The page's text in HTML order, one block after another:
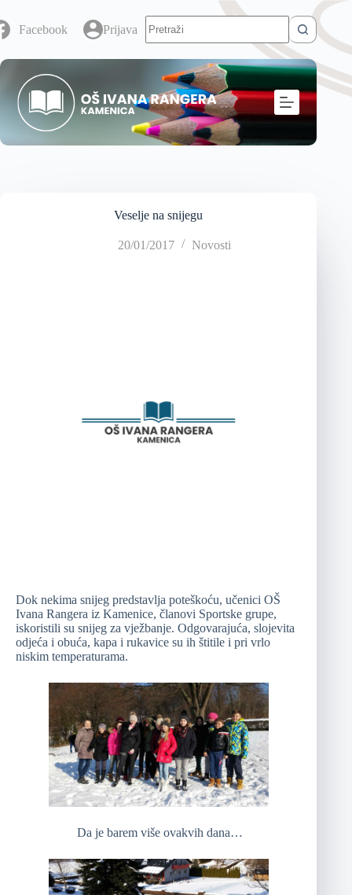
Facebook Prijava
Veselje na snijegu
20/01/2017 Novosti
Dok nekima snijeg predstavlja poteškoću, učenici OŠ
Ivana Rangera iz Kamenice, članovi Sportske grupe,
iskoristili su snijeg za vježbanje. Odgovarajuća, slojevita
odjeća i obuća, kapa i rukavice su ih štitile i pri vrlo
niskim temperaturama.
Da je barem više ovakvih dana…